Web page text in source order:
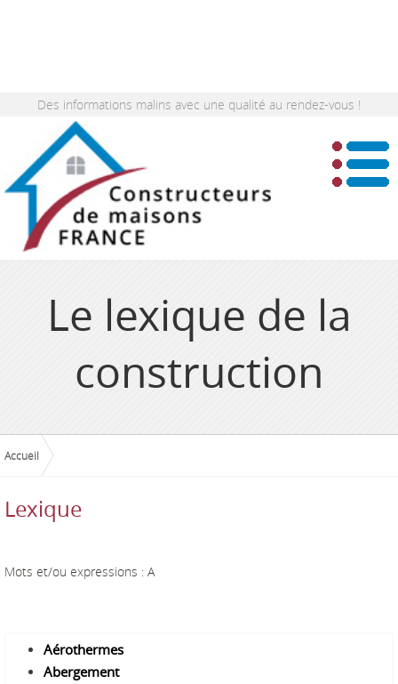
Des informations malins avec une qualité au rendez-vous !
Le lexique de la
construction
Accueil
Lexique
Mots et/ou expressions : A
Aérothermes
Abergement